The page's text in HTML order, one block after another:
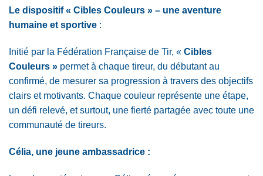
Le dispositif « Cibles Couleurs » – une aventure
humaine et sportive :
Initié par la Fédération Française de Tir, « Cibles
Couleurs » permet à chaque tireur, du débutant au
confirmé, de mesurer sa progression à travers des objectifs
clairs et motivants. Chaque couleur représente une étape,
un défi relevé, et surtout, une fierté partagée avec toute une
communauté de tireurs.
Célia, une jeune ambassadrice :